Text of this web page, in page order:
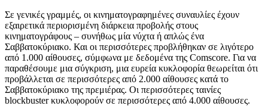
Σε γενικές γραμμές, οι κινηματογραφημένες συναυλίες έχουν
εξαιρετικά περιορισμένη διάρκεια προβολής στους
κινηματογράφους – συνήθως μία νύχτα ή απλώς ένα
Σαββατοκύριακο. Και οι περισσότερες προβλήθηκαν σε λιγότερο
από 1.000 αίθουσες, σύμφωνα με δεδομένα της Comscore. Για να
παραθέσουμε μια σύγκριση, μια ευρεία κυκλοφορία θεωρείται ότι
προβάλλεται σε περισσότερες από 2.000 αίθουσες κατά το
Σαββατοκύριακο της πρεμιέρας. Οι περισσότερες ταινίες
blockbuster κυκλοφορούν σε περισσότερες από 4.000 αίθουσες.